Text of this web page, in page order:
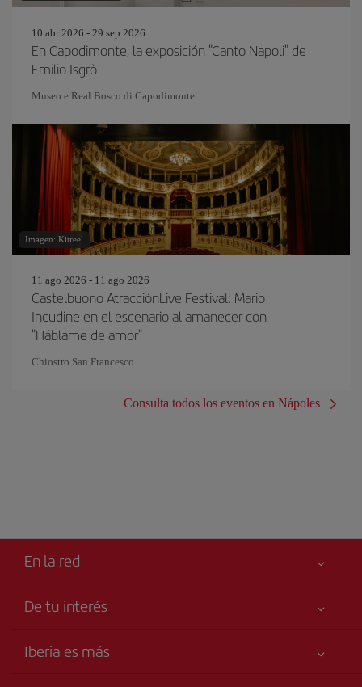
10 abr 2026 - 29 sep 2026
En Capodimonte, la exposición "Canto Napoli" de
Emilio Isgrò
Museo e Real Bosco di Capodimonte
Imagen: Kitreel
11 ago 2026 - 11 ago 2026
Castelbuono AtracciónLive Festival: Mario
Incudine en el escenario al amanecer con
"Háblame de amor"
Chiostro San Francesco
Consulta todos los eventos en Nápoles
En la red
De tu interés
Accesibilidad
Iberia es más